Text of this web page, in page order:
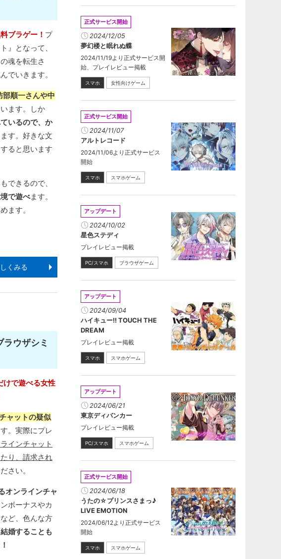
ブラゲー！ プ
』となって、
魂を転生さ
でいきます。
順一さんや中
ます。しか
いるので、か
す。好きな文
ると思います
できるので、
で遊べます。
ます。
くみる
ウザシミ
けで遊べる女性
ャットの疑似
。実際にプレ
インチャット
り、請求され
さい。
オンラインチャ
ボーナスやカ
ど、色んな方
結婚することも
正式サービス開始
2024/12/05
夢幻楼と眠れぬ蝶
2024/11/19より正式サービス開
始、プレイレビュー掲載
スマホ 女性向けゲーム
正式サービス開始
2024/11/07
アルトレコード
2024/11/06より正式サービス
開始
スマホ スマホゲーム
アップデート
2024/10/02
星色ステディ
プレイレビュー掲載
PC/スマホ ブラウザゲーム
アップデート
2024/09/04
ハイキュー!! TOUCH THE
DREAM
プレイレビュー掲載
スマホ スマホゲーム
アップデート
2024/06/21
東京ディバンカー
プレイレビュー掲載
PC/スマホ スマホゲーム
正式サービス開始
2024/06/18
うたの☆プリンスさまっ♪
LIVE EMOTION
2024/06/12より正式サービス
開始
スマホ スマホゲーム